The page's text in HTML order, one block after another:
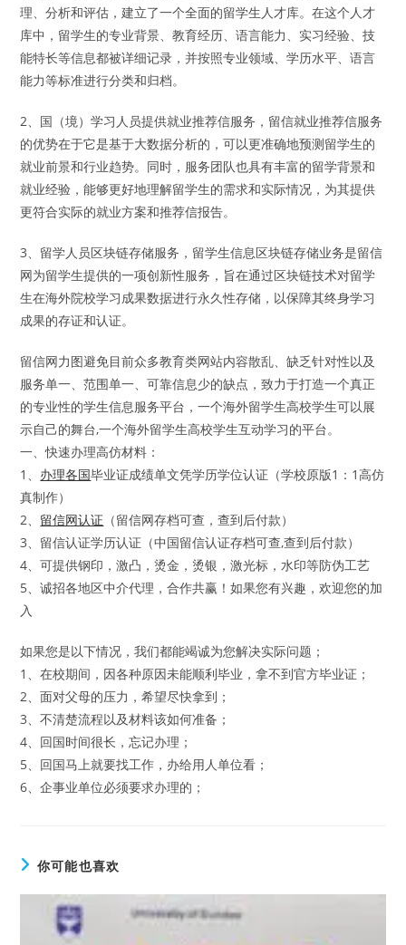
理、分析和评估，建立了一个全面的留学生人才库。在这个人才
库中，留学生的专业背景、教育经历、语言能力、实习经验、技
能特长等信息都被详细记录，并按照专业领域、学历水平、语言
能力等标准进行分类和归档。
2、国（境）学习人员提供就业推荐信服务，留信就业推荐信服务
的优势在于它是基于大数据分析的，可以更准确地预测留学生的
就业前景和行业趋势。同时，服务团队也具有丰富的留学背景和
就业经验，能够更好地理解留学生的需求和实际情况，为其提供
更符合实际的就业方案和推荐信报告。
3、留学人员区块链存储服务，留学生信息区块链存储业务是留信
网为留学生提供的一项创新性服务，旨在通过区块链技术对留学
生在海外院校学习成果数据进行永久性存储，以保障其终身学习
成果的存证和认证。
留信网力图避免目前众多教育类网站内容散乱、缺乏针对性以及
服务单一、范围单一、可靠信息少的缺点，致力于打造一个真正
的专业性的学生信息服务平台，一个海外留学生高校学生可以展
示自己的舞台,一个海外留学生高校学生互动学习的平台。
一、快速办理高仿材料：
1、 办理各国毕业证成绩单文凭学历学位认证（学校原版1：1高仿
真制作）
2、 留信网认证 （留信网存档可查，查到后付款）
3、留信认证学历认证（中国留信认证存档可查,查到后付款）
4、可提供钢印，激凸，烫金，烫银，激光标，水印等防伪工艺
5、诚招各地区中介代理，合作共赢！如果您有兴趣，欢迎您的加
入
如果您是以下情况，我们都能竭诚为您解决实际问题；
1、在校期间，因各种原因未能顺利毕业，拿不到官方毕业证；
2、面对父母的压力，希望尽快拿到；
3、不清楚流程以及材料该如何准备；
4、回国时间很长，忘记办理；
5、回国马上就要找工作，办给用人单位看；
6、企事业单位必须要求办理的；
你可能也喜欢